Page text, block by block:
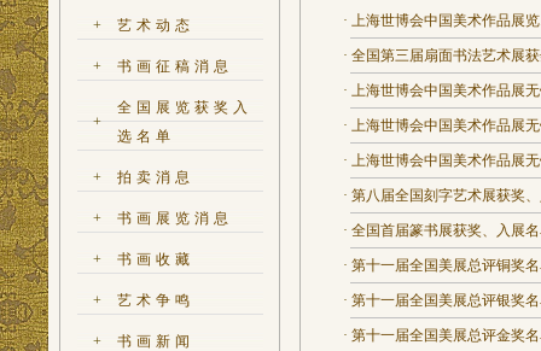
+ 艺术动态
+ 书画征稿消息
+
全国展览获奖入
选名单
+ 拍卖消息
+ 书画展览消息
+ 书画收藏
+ 艺术争鸣
+ 书画新闻
· 上海世博会中国美术作品展
· 全国第三届扇面书法艺术展
· 上海世博会中国美术作品展
· 上海世博会中国美术作品展
· 上海世博会中国美术作品展
· 第八届全国刻字艺术展获奖
· 全国首届篆书展获奖、入展
· 第十一届全国美展总评铜奖
· 第十一届全国美展总评银奖
· 第十一届全国美展总评金奖